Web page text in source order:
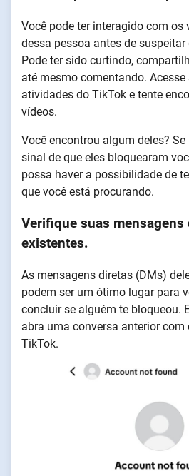
Você pode ter interagido com os
dessa pessoa antes de
Pode ter sido curtindo,
até mesmo comentando.
atividades do TikTok e tente
vídeos.
Você encontrou algum deles?
sinal de que eles bloquearam
possa haver a possibilidade de
que você está procurando.
Verifique suas mensagens
existentes.
As mensagens diretas (DMs)
podem ser um ótimo lugar para
concluir se alguém te bloqueou.
abra uma conversa anterior com
TikTok.